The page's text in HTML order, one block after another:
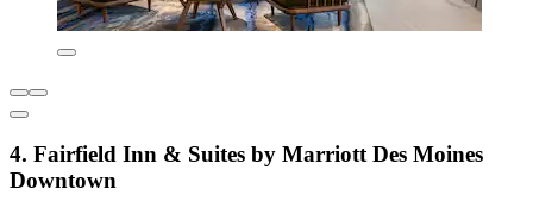
4. Fairfield Inn & Suites by Marriott Des Moines
Downtown